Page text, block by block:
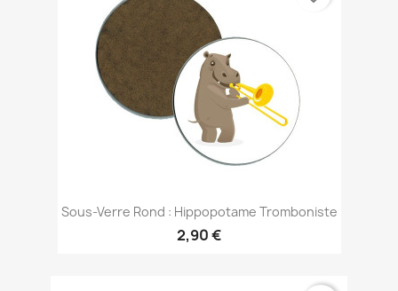
Sous-Verre Rond : Hippopotame Tromboniste
2,90 €